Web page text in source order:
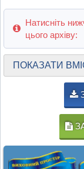
Натисніть
цього архіву:
ПОКАЗАТИ